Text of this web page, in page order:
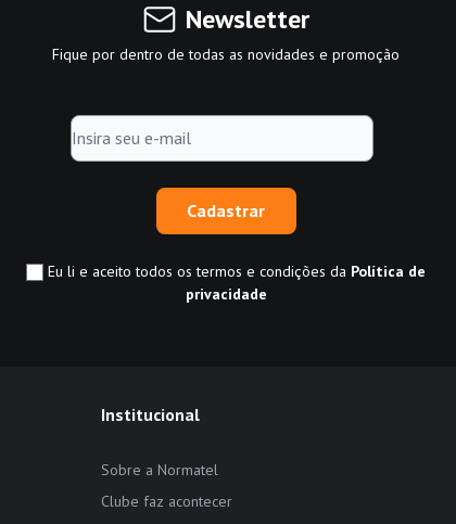
Newsletter
Fique por dentro de todas as novidades e promoção
Cadastrar
Eu li e aceito todos os termos e condições da Política de
privacidade
Institucional
Sobre a Normatel
Clube faz acontecer